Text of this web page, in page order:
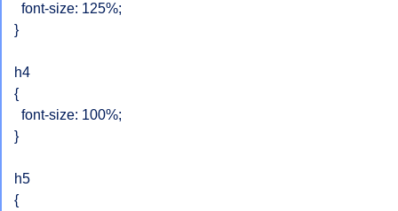
}
h4
{
}
h5
{